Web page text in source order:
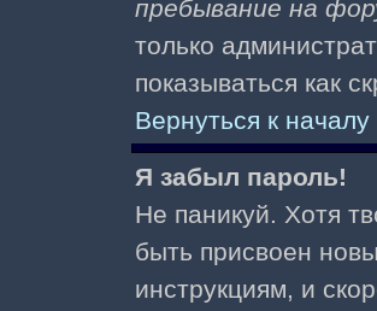
пребывание на
только
показываться как
Вернуться к началу
Я забыл пароль!
Не паникуй. Хотя
быть присвоен
инструкциям, и